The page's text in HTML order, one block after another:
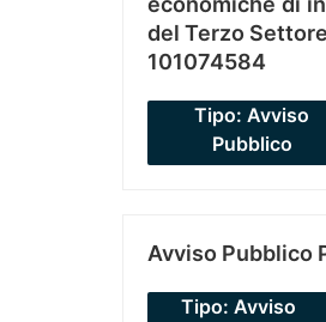
del Terzo
101074584
Tipo: Avviso
Pubblico
Avviso Pubblico
Tipo: Avviso